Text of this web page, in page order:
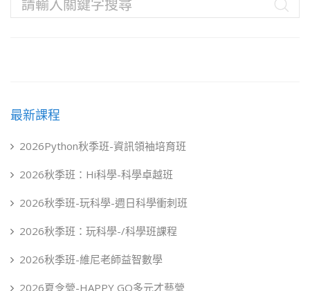
最新課程
2026Python秋季班-資訊領袖培育班
2026秋季班：Hi科學-科學卓越班
2026秋季班-玩科學-週日科學衝刺班
2026秋季班：玩科學-/科學班課程
2026秋季班-維尼老師益智數學
2026夏令營-HAPPY GO多元才藝營